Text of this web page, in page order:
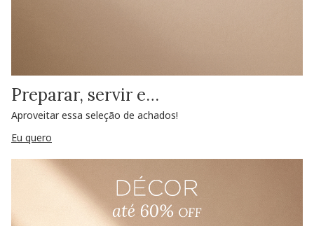
Preparar, servir e…
Aproveitar essa seleção de achados!
Eu quero